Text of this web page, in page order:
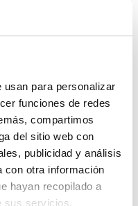
para personalizar
funciones de redes
compartimos
del sitio web con
publicidad y análisis
con otra información
hayan recopilado a
sus servicios.